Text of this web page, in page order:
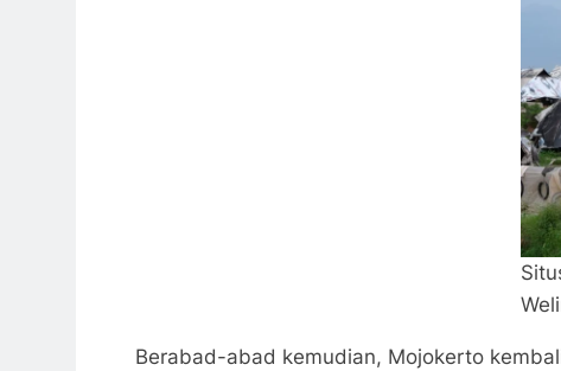
Berabad-abad kemudian, Mojokerto